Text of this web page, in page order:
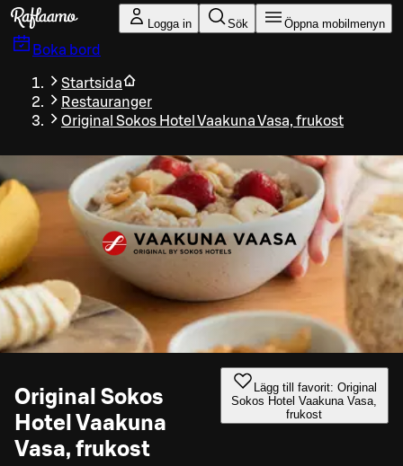
Gå till huvudinnehållet
Logga in Sök Öppna mobilmenyn
Boka bord
Startsida
Restauranger
Original Sokos Hotel Vaakuna Vasa, frukost
Original Sokos
Hotel Vaakuna
Vasa, frukost
Lägg till favorit: Original
Sokos Hotel Vaakuna Vasa,
frukost